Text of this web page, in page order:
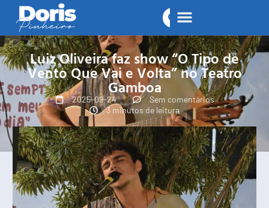
Luiz Oliveira faz show “O Tipo de
Vento Que Vai e Volta” no Teatro
Gamboa
2025-09-24
Sem comentários
3 minutos de leitura